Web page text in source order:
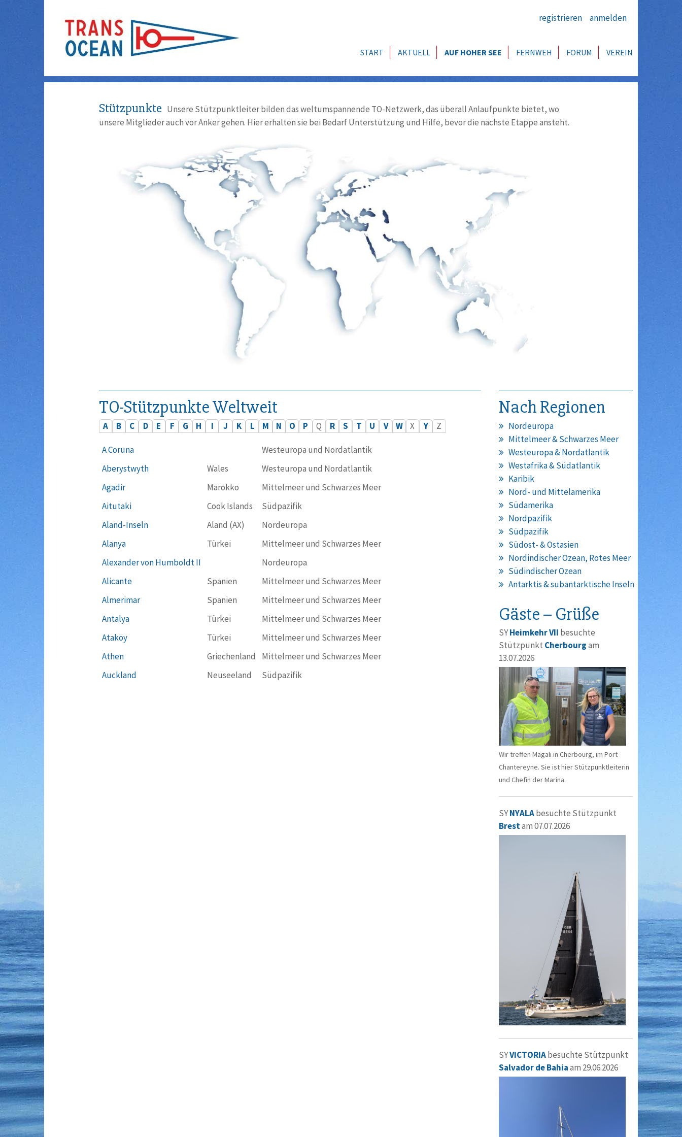
registrieren anmelden
START AKTUELL AUF HOHER SEE FERNWEH FORUM VEREIN
Stützpunkte Unsere Stützpunktleiter bilden das weltumspannende TO-Netzwerk, das überall Anlaufpunkte bietet, wo
unsere Mitglieder auch vor Anker gehen. Hier erhalten sie bei Bedarf Unterstützung und Hilfe, bevor die nächste Etappe ansteht.
TO-Stützpunkte Weltweit
A B C D E F G H I J K L M N O P Q R S T U V W X Y Z
A Coruna
Westeuropa und Nordatlantik
Aberystwyth
Wales
Westeuropa und Nordatlantik
Agadir
Marokko
Mittelmeer und Schwarzes Meer
Aitutaki
Cook Islands
Südpazifik
Aland-Inseln
Aland (AX)
Nordeuropa
Alanya
Türkei
Mittelmeer und Schwarzes Meer
Alexander von Humboldt II
Nordeuropa
Alicante
Spanien
Mittelmeer und Schwarzes Meer
Almerimar
Spanien
Mittelmeer und Schwarzes Meer
Antalya
Türkei
Mittelmeer und Schwarzes Meer
Ataköy
Türkei
Mittelmeer und Schwarzes Meer
Athen
Griechenland
Mittelmeer und Schwarzes Meer
Auckland
Neuseeland Südpazifik
Nach Regionen
Nordeuropa
Mittelmeer & Schwarzes Meer
Westeuropa & Nordatlantik
Westafrika & Südatlantik
Karibik
Nord- und Mittelamerika
Südamerika
Nordpazifik
Südpazifik
Südost- & Ostasien
Nordindischer Ozean, Rotes Meer
Südindischer Ozean
Antarktis & subantarktische Inseln
Gäste – Grüße
SYHeimkehr VII besuchte
Stützpunkt Cherbourgam
13.07.2026
Wir treffen Magali in Cherbourg, im Port
Chantereyne. Sie ist hier Stützpunktleiterin
und Chefin der Marina.
SYNYALAbesuchte Stützpunkt
Brestam 07.07.2026
SYVICTORIAbesuchte Stützpunkt
Salvador de Bahiaam 29.06.2026